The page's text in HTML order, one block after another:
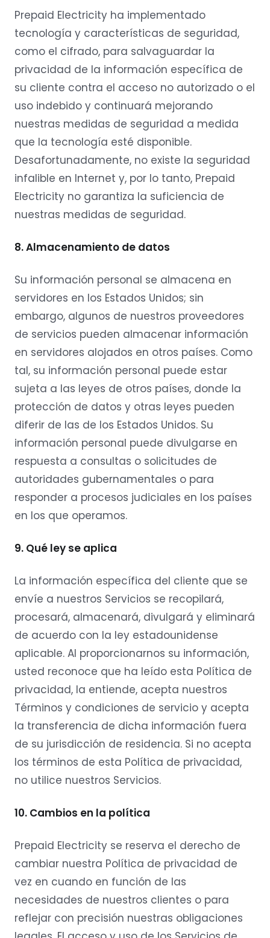
Prepaid Electricity ha implementado
tecnología y características de seguridad,
como el cifrado, para salvaguardar la
privacidad de la información específica de
su cliente contra el acceso no autorizado o el
uso indebido y continuará mejorando
nuestras medidas de seguridad a medida
que la tecnología esté disponible.
Desafortunadamente, no existe la seguridad
infalible en Internet y, por lo tanto, Prepaid
Electricity no garantiza la suficiencia de
nuestras medidas de seguridad.
8. Almacenamiento de datos
Su información personal se almacena en
servidores en los Estados Unidos; sin
embargo, algunos de nuestros proveedores
de servicios pueden almacenar información
en servidores alojados en otros países. Como
tal, su información personal puede estar
sujeta a las leyes de otros países, donde la
protección de datos y otras leyes pueden
diferir de las de los Estados Unidos. Su
información personal puede divulgarse en
respuesta a consultas o solicitudes de
autoridades gubernamentales o para
responder a procesos judiciales en los países
en los que operamos.
9. Qué ley se aplica
La información específica del cliente que se
envíe a nuestros Servicios se recopilará,
procesará, almacenará, divulgará y eliminará
de acuerdo con la ley estadounidense
aplicable. Al proporcionarnos su información,
usted reconoce que ha leído esta Política de
privacidad, la entiende, acepta nuestros
Términos y condiciones de servicio y acepta
la transferencia de dicha información fuera
de su jurisdicción de residencia. Si no acepta
los términos de esta Política de privacidad,
no utilice nuestros Servicios.
10. Cambios en la política
Prepaid Electricity se reserva el derecho de
cambiar nuestra Política de privacidad de
vez en cuando en función de las
necesidades de nuestros clientes o para
reflejar con precisión nuestras obligaciones